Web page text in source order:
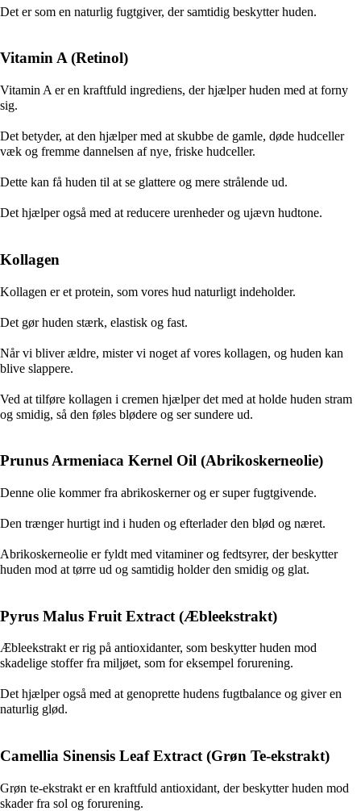
Det er som en naturlig fugtgiver, der samtidig beskytter huden.
Vitamin A (Retinol)
Vitamin A er en kraftfuld ingrediens, der hjælper huden med at forny
sig.
Det betyder, at den hjælper med at skubbe de gamle, døde hudceller
væk og fremme dannelsen af nye, friske hudceller.
Dette kan få huden til at se glattere og mere strålende ud.
Det hjælper også med at reducere urenheder og ujævn hudtone.
Kollagen
Kollagen er et protein, som vores hud naturligt indeholder.
Det gør huden stærk, elastisk og fast.
Når vi bliver ældre, mister vi noget af vores kollagen, og huden kan
blive slappere.
Ved at tilføre kollagen i cremen hjælper det med at holde huden stram
og smidig, så den føles blødere og ser sundere ud.
Prunus Armeniaca Kernel Oil (Abrikoskerneolie)
Denne olie kommer fra abrikoskerner og er super fugtgivende.
Den trænger hurtigt ind i huden og efterlader den blød og næret.
Abrikoskerneolie er fyldt med vitaminer og fedtsyrer, der beskytter
huden mod at tørre ud og samtidig holder den smidig og glat.
Pyrus Malus Fruit Extract (Æbleekstrakt)
Æbleekstrakt er rig på antioxidanter, som beskytter huden mod
skadelige stoffer fra miljøet, som for eksempel forurening.
Det hjælper også med at genoprette hudens fugtbalance og giver en
naturlig glød.
Camellia Sinensis Leaf Extract (Grøn Te-ekstrakt)
Grøn te-ekstrakt er en kraftfuld antioxidant, der beskytter huden mod
skader fra sol og forurening.